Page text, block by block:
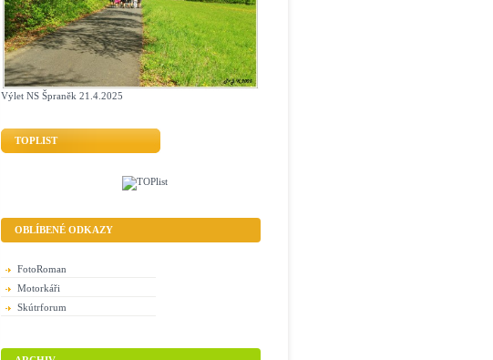
Výlet NS Špraněk 21.4.2025
TOPLIST
OBLÍBENÉ ODKAZY
FotoRoman
Motorkáři
Skútrforum